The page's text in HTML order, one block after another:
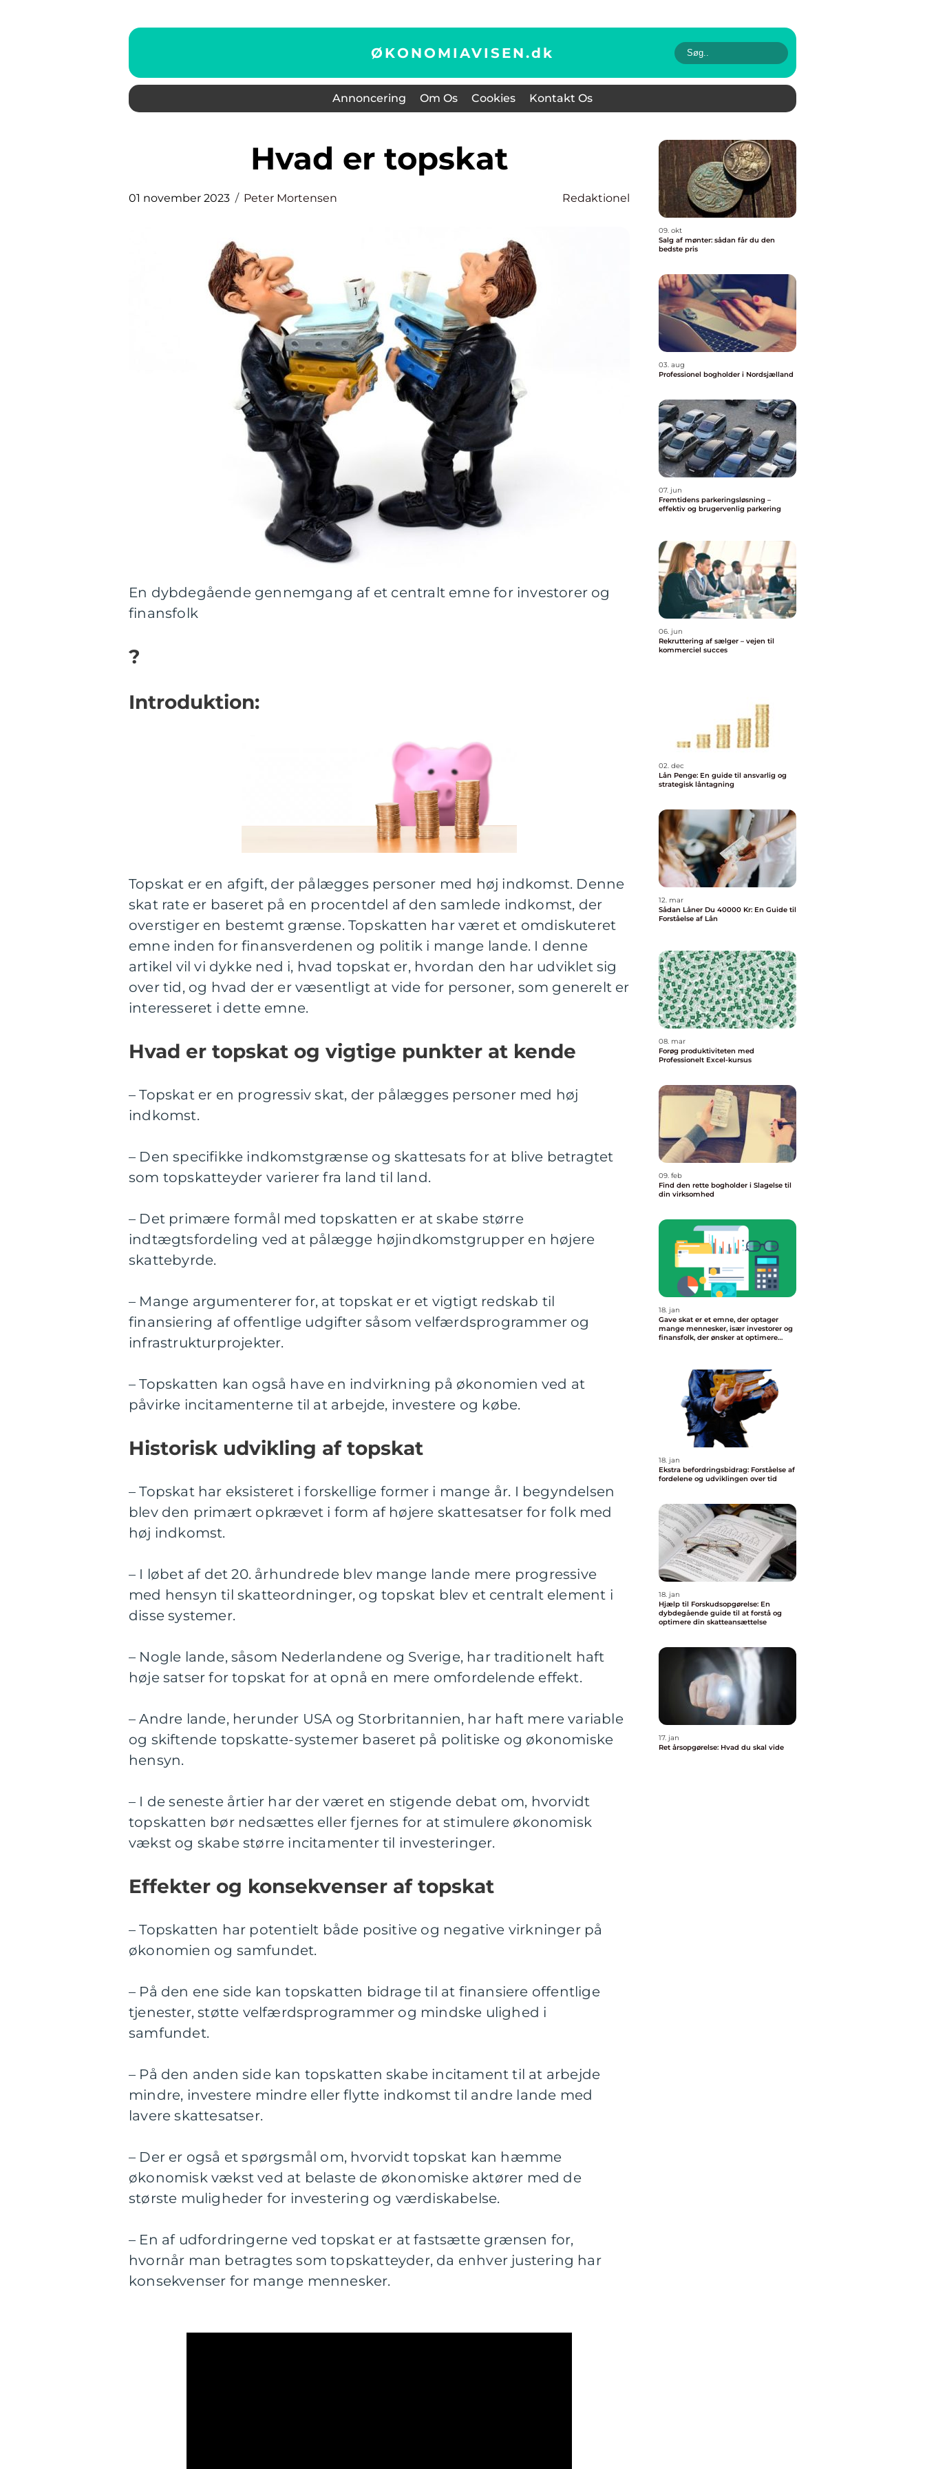
ØKONOMIAVISEN.dk
Annoncering Om Os Cookies Kontakt Os
Hvad er topskat
01 november 2023 Peter Mortensen Redaktionel
En dybdegående gennemgang af et centralt emne for investorer og
finansfolk
?
Introduktion:
Topskat er en afgift, der pålægges personer med høj indkomst. Denne
skat rate er baseret på en procentdel af den samlede indkomst, der
overstiger en bestemt grænse. Topskatten har været et omdiskuteret
emne inden for finansverdenen og politik i mange lande. I denne
artikel vil vi dykke ned i, hvad topskat er, hvordan den har udviklet sig
over tid, og hvad der er væsentligt at vide for personer, som generelt er
interesseret i dette emne.
Hvad er topskat og vigtige punkter at kende
– Topskat er en progressiv skat, der pålægges personer med høj
indkomst.
– Den specifikke indkomstgrænse og skattesats for at blive betragtet
som topskatteyder varierer fra land til land.
– Det primære formål med topskatten er at skabe større
indtægtsfordeling ved at pålægge højindkomstgrupper en højere
skattebyrde.
– Mange argumenterer for, at topskat er et vigtigt redskab til
finansiering af offentlige udgifter såsom velfærdsprogrammer og
infrastrukturprojekter.
– Topskatten kan også have en indvirkning på økonomien ved at
påvirke incitamenterne til at arbejde, investere og købe.
Historisk udvikling af topskat
– Topskat har eksisteret i forskellige former i mange år. I begyndelsen
blev den primært opkrævet i form af højere skattesatser for folk med
høj indkomst.
– I løbet af det 20. århundrede blev mange lande mere progressive
med hensyn til skatteordninger, og topskat blev et centralt element i
disse systemer.
– Nogle lande, såsom Nederlandene og Sverige, har traditionelt haft
høje satser for topskat for at opnå en mere omfordelende effekt.
– Andre lande, herunder USA og Storbritannien, har haft mere variable
og skiftende topskatte-systemer baseret på politiske og økonomiske
hensyn.
– I de seneste årtier har der været en stigende debat om, hvorvidt
topskatten bør nedsættes eller fjernes for at stimulere økonomisk
vækst og skabe større incitamenter til investeringer.
Effekter og konsekvenser af topskat
– Topskatten har potentielt både positive og negative virkninger på
økonomien og samfundet.
– På den ene side kan topskatten bidrage til at finansiere offentlige
tjenester, støtte velfærdsprogrammer og mindske ulighed i
samfundet.
– På den anden side kan topskatten skabe incitament til at arbejde
mindre, investere mindre eller flytte indkomst til andre lande med
lavere skattesatser.
– Der er også et spørgsmål om, hvorvidt topskat kan hæmme
økonomisk vækst ved at belaste de økonomiske aktører med de
største muligheder for investering og værdiskabelse.
– En af udfordringerne ved topskat er at fastsætte grænsen for,
hvornår man betragtes som topskatteyder, da enhver justering har
konsekvenser for mange mennesker.
09. okt
Salg af mønter: sådan får du den
bedste pris
03. aug
Professionel bogholder i Nordsjælland
07. jun
Fremtidens parkeringsløsning –
effektiv og brugervenlig parkering
06. jun
Rekruttering af sælger – vejen til
kommerciel succes
02. dec
Lån Penge: En guide til ansvarlig og
strategisk låntagning
12. mar
Sådan Låner Du 40000 Kr: En Guide til
Forståelse af Lån
08. mar
Forøg produktiviteten med
Professionelt Excel-kursus
09. feb
Find den rette bogholder i Slagelse til
din virksomhed
18. jan
Gave skat er et emne, der optager
mange mennesker, især investorer og
finansfolk, der ønsker at optimere
18. jan
Ekstra befordringsbidrag: Forståelse af
fordelene og udviklingen over tid
18. jan
Hjælp til Forskudsopgørelse: En
dybdegående guide til at forstå og
optimere din skatteansættelse
17. jan
Ret årsopgørelse: Hvad du skal vide